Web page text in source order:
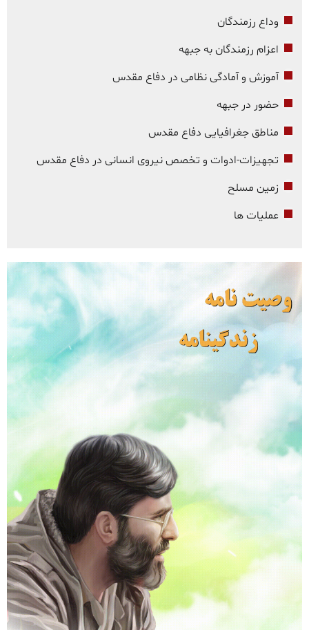
وداع رزمندگان
اعزام رزمندگان به جبهه
آموزش و آمادگی نظامی در دفاع مقدس
حضور در جبهه
مناطق جغرافیایی دفاع مقدس
تجهیزات-ادوات و تخصص نیروی انسانی در دفاع مقدس
زمین مسلح
عملیات ها